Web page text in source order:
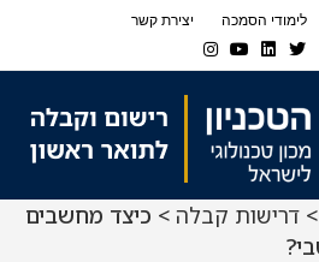
לימודי הסמכה
יצירת קשר
Twitter
Linkedin
Youtube
Instagram
> דרישות קבלה > כיצד מחשבים